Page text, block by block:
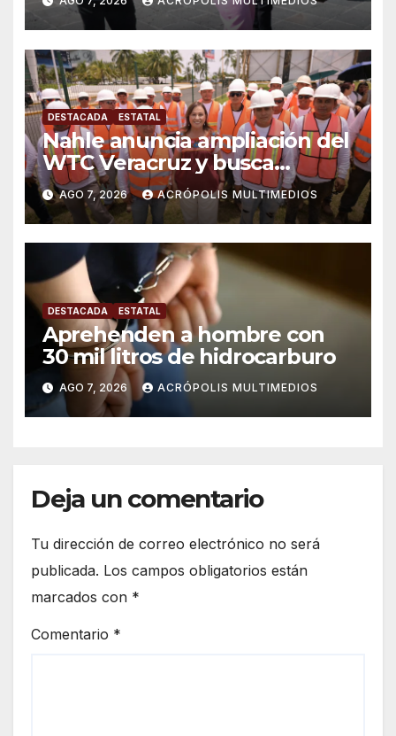
DESTACADA ESTATAL
Nahle anuncia ampliación del
WTC Veracruz y busca
solución para ingenio en crisis
AGO 7, 2026 ACRÓPOLIS MULTIMEDIOS
DESTACADA ESTATAL
Aprehenden a hombre con
30 mil litros de hidrocarburo
AGO 7, 2026 ACRÓPOLIS MULTIMEDIOS
Deja un comentario
Tu dirección de correo electrónico no será
publicada. Los campos obligatorios están
marcados con *
Comentario *